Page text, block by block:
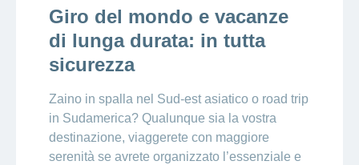
Giro del mondo e vacanze
di lunga durata: in tutta
sicurezza
Zaino in spalla nel Sud-est asiatico o road trip
in Sudamerica? Qualunque sia la vostra
destinazione, viaggerete con maggiore
serenità se avrete organizzato l’essenziale e